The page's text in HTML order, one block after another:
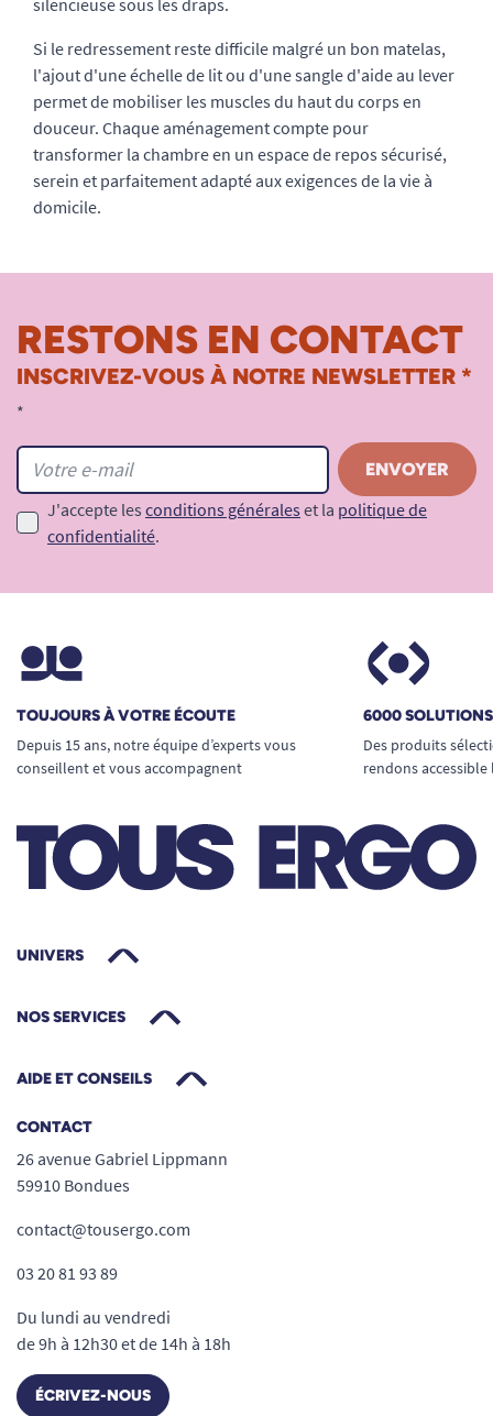
silencieuse sous les draps.
Si le redressement reste difficile malgré un bon matelas,
l'ajout d'une échelle de lit ou d'une sangle d'aide au lever
permet de mobiliser les muscles du haut du corps en
douceur. Chaque aménagement compte pour
transformer la chambre en un espace de repos sécurisé,
serein et parfaitement adapté aux exigences de la vie à
domicile.
RESTONS EN CONTACT
INSCRIVEZ-VOUS À NOTRE NEWSLETTER *
*
J'accepte les conditions générales et la politique de
confidentialité.
TOUJOURS À VOTRE ÉCOUTE
Depuis 15 ans, notre équipe d’experts vous
conseillent et vous accompagnent
6000
Des produits
rendons
UNIVERS
NOS SERVICES
AIDE ET CONSEILS
CONTACT
26 avenue Gabriel Lippmann
59910 Bondues
contact@tousergo.com
03 20 81 93 89
Du lundi au vendredi
de 9h à 12h30 et de 14h à 18h
ÉCRIVEZ-NOUS